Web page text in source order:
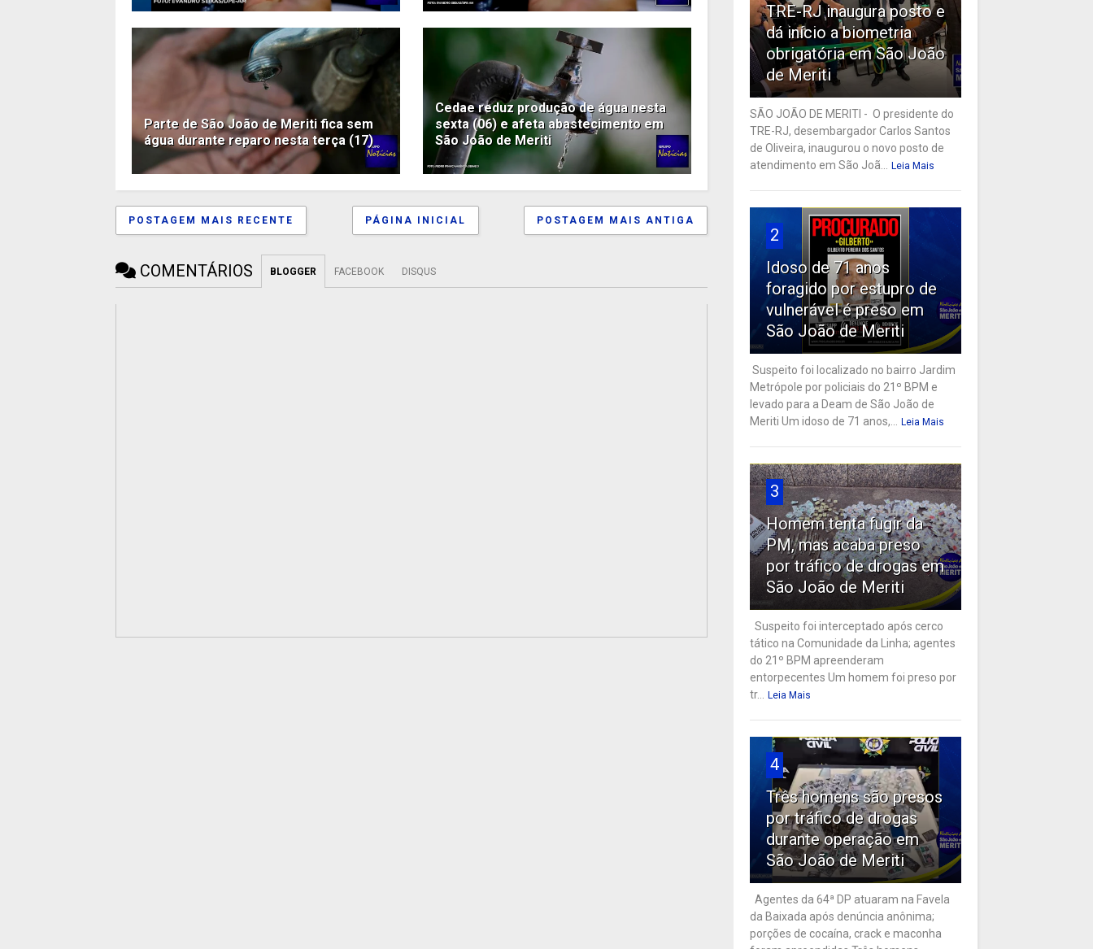
Parte de São João de Meriti fica sem
água durante reparo nesta terça (17)
Cedae reduz produção de água nesta
sexta (06) e afeta abastecimento em
São João de Meriti
POSTAGEM MAIS RECENTE POSTAGEM MAIS ANTIGA
PÁGINA INICIAL
COMENTÁRIOS BLOGGER FACEBOOK DISQUS
TRE-RJ inaugura posto e
dá início a biometria
obrigatória em São João
de Meriti
SÃO JOÃO DE MERITI - O presidente do
TRE-RJ, desembargador Carlos Santos
de Oliveira, inaugurou o novo posto de
atendimento em São Joã...
Leia Mais
2
Idoso de 71 anos
foragido por estupro de
vulnerável é preso em
São João de Meriti
Suspeito foi localizado no bairro Jardim
Metrópole por policiais do 21º BPM e
levado para a Deam de São João de
Meriti Um idoso de 71 anos,...
Leia Mais
3
Homem tenta fugir da
PM, mas acaba preso
por tráfico de drogas em
São João de Meriti
Suspeito foi interceptado após cerco
tático na Comunidade da Linha; agentes
do 21º BPM apreenderam
entorpecentes Um homem foi preso por
tr...
Leia Mais
4
Três homens são presos
por tráfico de drogas
durante operação em
São João de Meriti
Agentes da 64ª DP atuaram na Favela
da Baixada após denúncia anônima;
porções de cocaína, crack e maconha